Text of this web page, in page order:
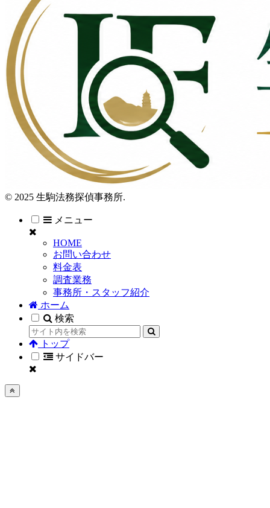
© 2025 生駒法務探偵事務所.
メニュー
HOME
お問い合わせ
料金表
調査業務
事務所・スタッフ紹介
ホーム
検索
トップ
サイドバー